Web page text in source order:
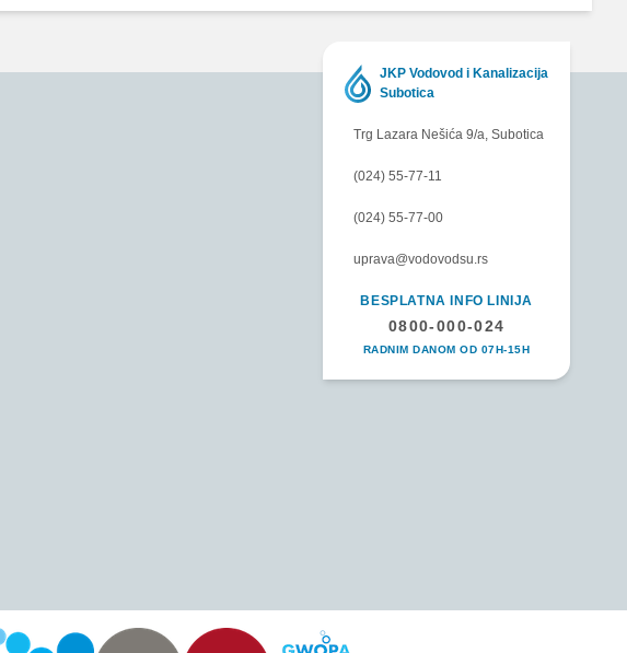
JKP Vodovod i Kanalizacija
Subotica
Trg Lazara Nešića 9/a, Subotica
(024) 55-77-11
(024) 55-77-00
uprava@vodovodsu.rs
BESPLATNA INFO LINIJA
0800-000-024
RADNIM DANOM OD 07H-15H